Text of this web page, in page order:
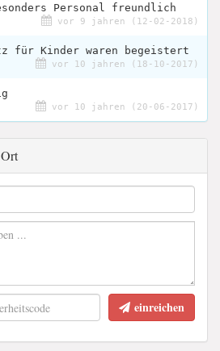
Personal freundlich
vor 9 jahren (12-02-2018)
für Kinder waren begeistert
vor 10 jahren (18-10-2017)
vor 10 jahren (20-06-2017)
einreichen